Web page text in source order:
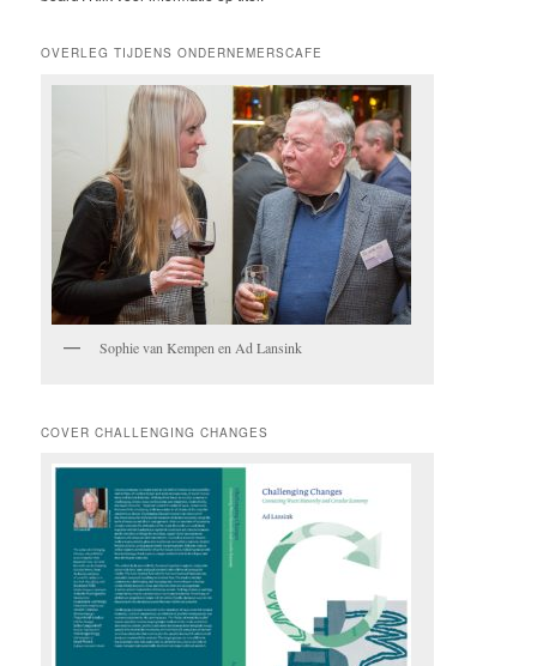
OVERLEG TIJDENS ONDERNEMERSCAFE
Sophie van Kempen en Ad Lansink
COVER CHALLENGING CHANGES